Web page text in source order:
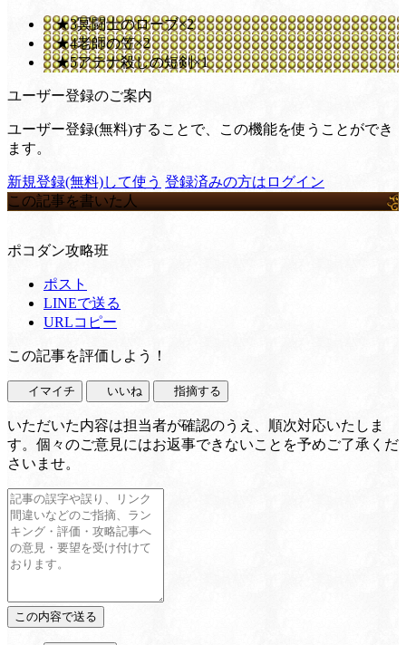
★3冥闘士のローブ×2
★4老師の笠×2
★5アテナ殺しの短剣×1
ユーザー登録のご案内
ユーザー登録(無料)することで、この機能を使うことができ
ます。
新規登録(無料)して使う 登録済みの方はログイン
この記事を書いた人
ポコダン攻略班
ポスト
LINEで送る
URLコピー
この記事を評価しよう！
イマイチ いいね 指摘する
いただいた内容は担当者が確認のうえ、順次対応いたしま
す。個々のご意見にはお返事できないことを予めご了承くだ
さいませ。